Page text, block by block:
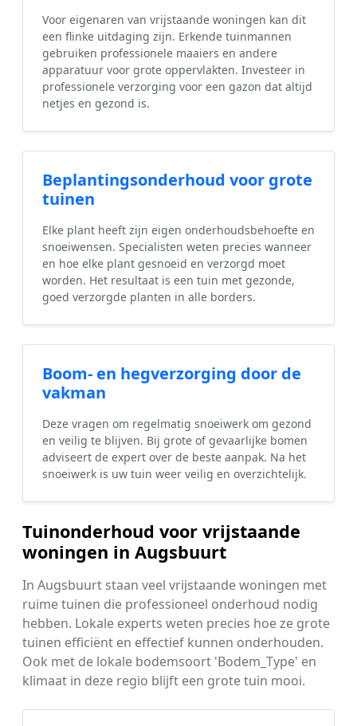
Voor eigenaren van vrijstaande woningen kan dit
een flinke uitdaging zijn. Erkende tuinmannen
gebruiken professionele maaiers en andere
apparatuur voor grote oppervlakten. Investeer in
professionele verzorging voor een gazon dat altijd
netjes en gezond is.
Beplantingsonderhoud voor grote
tuinen
Elke plant heeft zijn eigen onderhoudsbehoefte en
snoeiwensen. Specialisten weten precies wanneer
en hoe elke plant gesnoeid en verzorgd moet
worden. Het resultaat is een tuin met gezonde,
goed verzorgde planten in alle borders.
Boom- en hegverzorging door de
vakman
Deze vragen om regelmatig snoeiwerk om gezond
en veilig te blijven. Bij grote of gevaarlijke bomen
adviseert de expert over de beste aanpak. Na het
snoeiwerk is uw tuin weer veilig en overzichtelijk.
Tuinonderhoud voor vrijstaande
woningen in Augsbuurt
In Augsbuurt staan veel vrijstaande woningen met
ruime tuinen die professioneel onderhoud nodig
hebben. Lokale experts weten precies hoe ze grote
tuinen efficiënt en effectief kunnen onderhouden.
Ook met de lokale bodemsoort 'Bodem_Type' en
klimaat in deze regio blijft een grote tuin mooi.